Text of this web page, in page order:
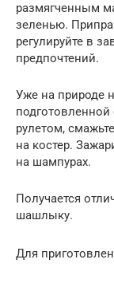
размягченным
зеленью.
регулируйте в
предпочтений.
Уже на природе
рулетом,
на костер.
на шампурах.
Получается
шашлыку.
Для